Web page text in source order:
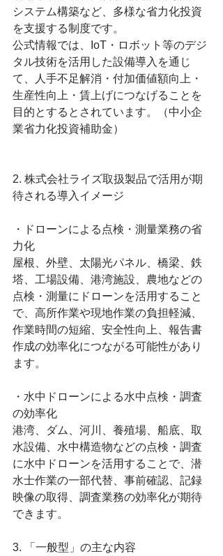
システム構築など、多様な省力化投資
を支援する制度です。
公式情報では、IoT・ロボット等のデジ
タル技術を活用した設備導入を通じ
て、人手不足解消・付加価値額向上・
生産性向上・賃上げにつなげることを
目的とするとされています。（中小企
業省力化投資補助金）
2. 株式会社ライズ取扱製品で活用が期
待される導入イメージ
・ドローンによる点検・測量業務の省
力化
屋根、外壁、太陽光パネル、橋梁、鉄
塔、工場設備、港湾施設、農地などの
点検・測量にドローンを活用すること
で、高所作業や現地作業の負担軽減、
作業時間の短縮、安全性向上、報告書
作成の効率化につながる可能性があり
ます。
・水中ドローンによる水中点検・調査
の効率化
港湾、ダム、河川、養殖場、船底、取
水設備、水中構造物などの点検・調査
に水中ドローンを活用することで、潜
水士作業の一部代替、事前確認、記録
映像の取得、調査業務の効率化が期待
できます。
3. 「一般型」の主な内容